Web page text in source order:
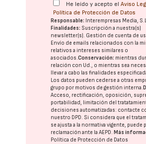
He leído y acepto elAviso
Política de Protección de Datos
Responsable: Interempresas Media,
Finalidades: Suscripción a nuestra(s)
newsletter(s). Gestión de cuenta de
Envío de emails relacionados con la
relativos a intereses similares o
asociados.Conservación: mientras
relación con Ud., o mientras sea
llevar a cabo las finalidades
Los datos pueden cederse a otras
grupo por motivos de gestión interna.
Acceso, rectificación, oposición,
portabilidad, limitación del
decisiones automatizadas: contacte
nuestro DPD. Si considera que el
se ajusta a la normativa vigente, puede
reclamación ante laAEPD. Más
Política de Protección de Datos